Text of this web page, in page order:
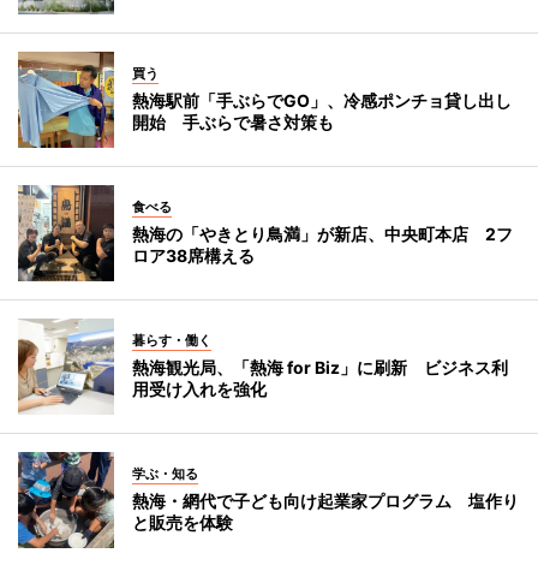
買う
熱海駅前「手ぶらでGO」、冷感ポンチョ貸し出し
開始 手ぶらで暑さ対策も
食べる
熱海の「やきとり鳥満」が新店、中央町本店 2フ
ロア38席構える
暮らす・働く
熱海観光局、「熱海 for Biz」に刷新 ビジネス利
用受け入れを強化
学ぶ・知る
熱海・網代で子ども向け起業家プログラム 塩作り
と販売を体験